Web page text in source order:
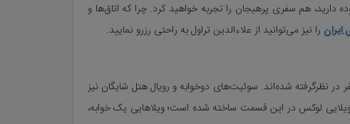
دارید، هم سفری پرهیجان را تجربه خواهید کرد. چرا که اتاق‌ها و
را نیز می‌توانید از علاءالدین تراول به راحتی رزرو نمایید.
هتل ۱۸ اتاق دوتخته و ۷۰ اتاق سه‌تخته وجود دارد. برخی از سوئیت‌های هتل، یک اتاق خواب دارند و در مجموع، فضاها برای ۳ نفر در نظرگرفته شده‌اند. سوئیت‌های دوخوابه و رویال هتل شایگان نیز
سوئیت ویلایی لوکس در این قسمت ساخته شده است؛ ویلاهایی یک خوابه،